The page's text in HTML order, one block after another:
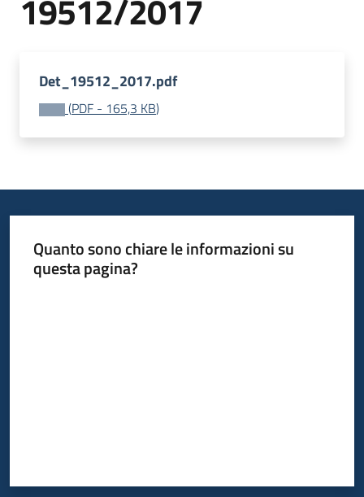
19512/2017
Det_19512_2017.pdf
(PDF - 165,3 KB)
Quanto sono chiare le informazioni su
questa pagina?